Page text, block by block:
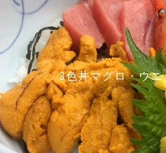
3色丼マグロ・ウニ